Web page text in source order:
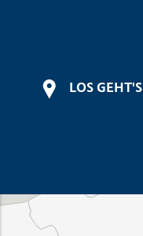
LOS GEHT'S